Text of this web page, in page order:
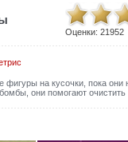
Оценки: 21952
на кусочки, пока они
они помогают